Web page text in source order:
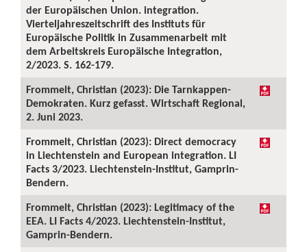
der Europäischen Union. integration.
Vierteljahreszeitschrift des Instituts für
Europäische Politik in Zusammenarbeit mit
dem Arbeitskreis Europäische Integration,
2/2023. S. 162-179.
Frommelt, Christian (2023): Die Tarnkappen-
Demokraten. Kurz gefasst. Wirtschaft Regional,
2. Juni 2023.
Frommelt, Christian (2023): Direct democracy
in Liechtenstein and European integration. LI
Facts 3/2023. Liechtenstein-Institut, Gamprin-
Bendern.
Frommelt, Christian (2023): Legitimacy of the
EEA. LI Facts 4/2023. Liechtenstein-Institut,
Gamprin-Bendern.